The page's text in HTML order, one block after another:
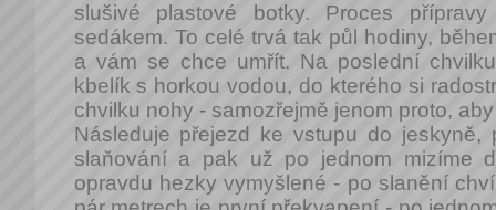
slušivé plastové botky. Proces
sedákem. To celé trvá tak půl hodiny,
a vám se chce umřít. Na poslední
kbelík s horkou vodou, do kterého si
chvilku nohy - samozřejmě jenom proto,
Následuje přejezd ke vstupu do jeskyně,
slaňování a pak už po jednom mizíme
opravdu hezky vymyšlené - po slanění